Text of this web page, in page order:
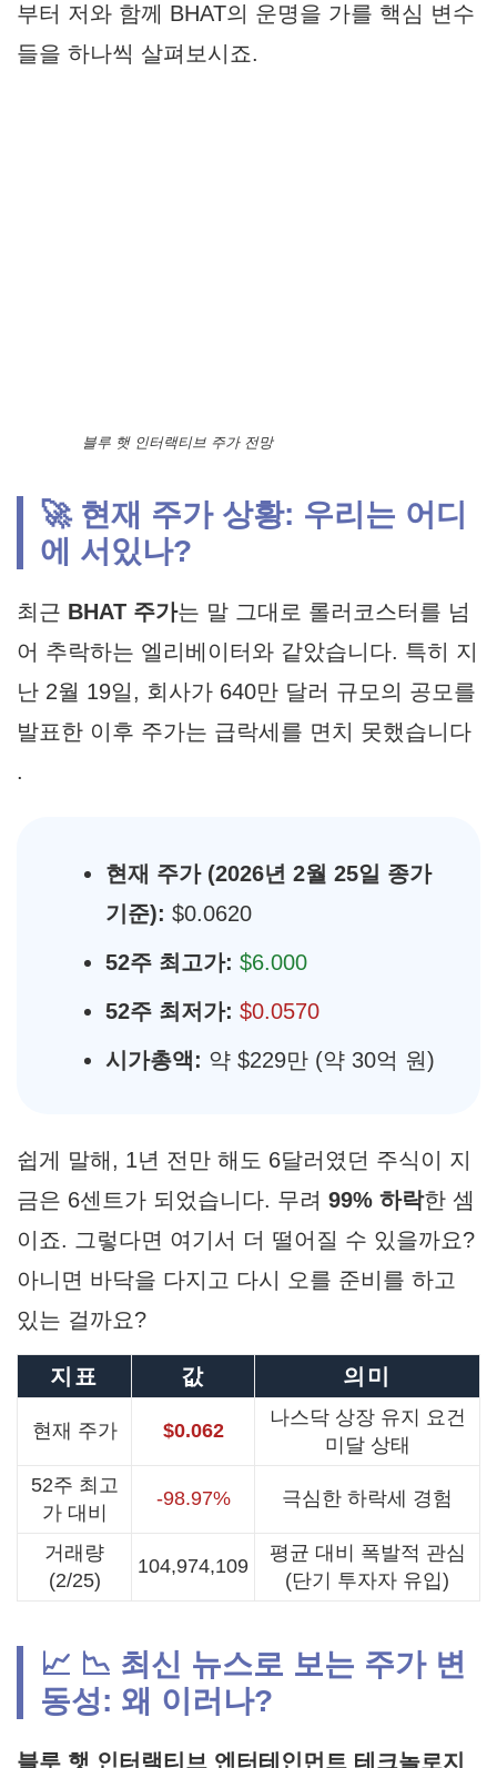
부터 저와 함께 BHAT의 운명을 가를 핵심 변수
들을 하나씩 살펴보시죠.
블루 햇 인터랙티브 주가 전망
🚀 현재 주가 상황: 우리는 어디
에 서있나?
최근 BHAT 주가는 말 그대로 롤러코스터를 넘
어 추락하는 엘리베이터와 같았습니다. 특히 지
난 2월 19일, 회사가 640만 달러 규모의 공모를
발표한 이후 주가는 급락세를 면치 못했습니다
.
현재 주가 (2026년 2월 25일 종가
기준): $0.0620
52주 최고가: $6.000
52주 최저가: $0.0570
시가총액: 약 $229만 (약 30억 원)
쉽게 말해, 1년 전만 해도 6달러였던 주식이 지
금은 6센트가 되었습니다. 무려 99% 하락한 셈
이죠. 그렇다면 여기서 더 떨어질 수 있을까요?
아니면 바닥을 다지고 다시 오를 준비를 하고
있는 걸까요?
지표 값 의미
현재 주가 $0.062
나스닥 상장 유지 요건
미달 상태
52주 최고
가 대비
-98.97% 극심한 하락세 경험
거래량
(2/25)
104,974,109
평균 대비 폭발적 관심
(단기 투자자 유입)
📈 📉 최신 뉴스로 보는 주가 변
동성: 왜 이러나?
블루 햇 인터랙티브 엔터테인먼트 테크놀로지